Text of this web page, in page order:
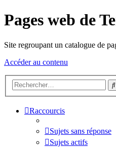
Pages web de
Site regroupant un catalogue de
Accéder au contenu
Raccourcis
Sujets sans réponse
Sujets actifs